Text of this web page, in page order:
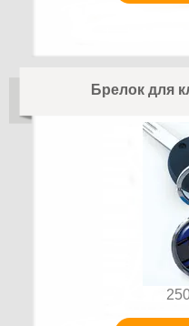
Брелок для